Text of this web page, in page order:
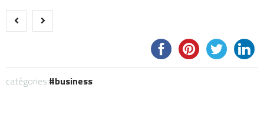
catégories: business